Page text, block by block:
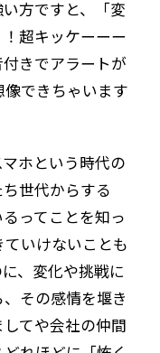
方ですと、「変
超キッケーーー
きでアラートが
できちゃいます
ホという時代の
世代からする
ってことを知っ
いけないことも
、変化や挑戦に
その感情を堰き
てや会社の仲間